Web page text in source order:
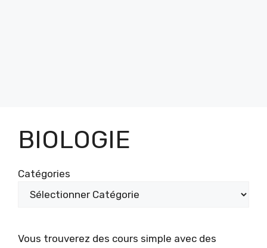
BIOLOGIE
Catégories
Vous trouverez des cours simple avec des